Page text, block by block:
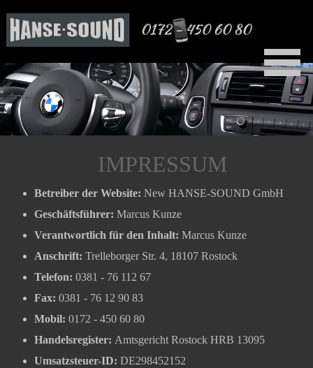
IMPRESSUM
Betreiber der Website: New HANSE-SOUND GmbH
Geschäftsführer: Marcus Kunze
Verantwortlich für den Inhalt: Marcus Kunze
Anschrift: Trelleborger Str. 4, 18107 Rostock
Telefon: 0381 - 76 112 67
Fax: 0381 - 76 12 90 83
Mobil: 0172 - 450 60 80
Handelsregister: Amtsgericht Rostock HRB 13095
Umsatzsteuer-ID: DE298452152